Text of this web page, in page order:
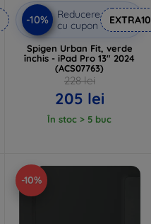
-10%
Reducere
cu cupon
EXTRA10
Spigen Urban Fit, verde
închis - iPad Pro 13" 2024
(ACS07763)
228 lei
205 lei
În stoc > 5 buc
-10%